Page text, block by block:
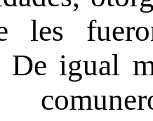
les
De igual